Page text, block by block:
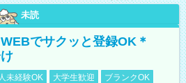
未読
でサクッと登録OK＊
未経験OK 大学生歓迎
ブランクOK